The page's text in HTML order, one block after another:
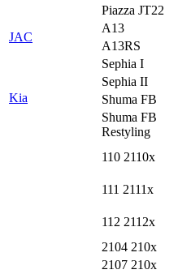
Piazza JT22
JAC
A13
A13RS
Kia
Sephia I
Sephia II
Shuma FB
Shuma FB
Restyling
110 2110x
111 2111x
112 2112x
2104 210x
2107 210x